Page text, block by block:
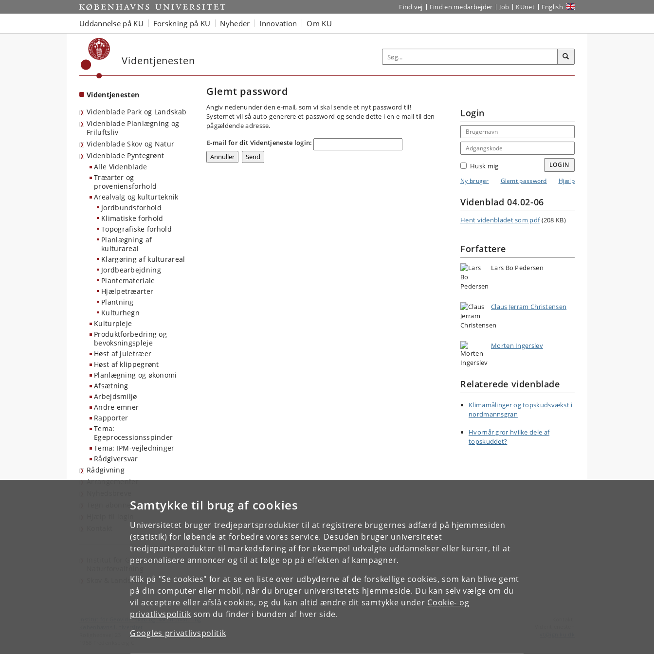
Samtykke til brug af cookies
Universitetet bruger tredjepartsprodukter til at registrere brugernes adfærd på hjemmesiden
(statistik) for løbende at forbedre vores service. Desuden bruger universitetet
tredjepartsprodukter til markedsføring af for eksempel udvalgte uddannelser eller kurser, til at
personalisere annoncer og til at følge op på effekten af kampagner.
Klik på "Se cookies" for at se en liste over udbyderne af de forskellige cookies, som kan blive gemt
på din computer eller mobil, når du bruger universitetets hjemmeside. Du kan selv vælge om du
vil acceptere eller afslå cookies, og du kan altid ændre dit samtykke under Cookie- og
privatlivspolitik som du finder i bunden af hver side.
Googles privatlivspolitik
Start Find vej Find en medarbejder Job KUnet English
Uddannelse på KU Forskning på KU Nyheder Innovation Om KU
Videntjenesten
Videntjenesten
Videnblade Park og Landskab
Videnblade Planlægning og
Friluftsliv
Videnblade Skov og Natur
Videnblade Pyntegrønt
Alle Videnblade
Træarter og
proveniensforhold
Arealvalg og kulturteknik
Jordbundsforhold
Klimatiske forhold
Topografiske forhold
Planlægning af
kulturareal
Klargøring af kulturareal
Jordbearbejdning
Plantemateriale
Hjælpetræarter
Plantning
Kulturhegn
Kulturpleje
Produktforbedring og
bevoksningspleje
Høst af juletræer
Høst af klippegrønt
Planlægning og økonomi
Afsætning
Arbejdsmiljø
Andre emner
Rapporter
Tema:
Egeprocessionsspinder
Tema: IPM-vejledninger
Rådgiversvar
Rådgivning
Arrangementer
Tegn abonnement
Institut for Geovidenskab og
Skov & Landskab
Glemt password
Angiv nedenunder den e-mail, som vi skal sende et nyt password til!
Systemet vil så auto-generere et password og sende dette i en e-mail til den
pågældende adresse.
E-mail for dit Videntjeneste login:
Login
Email address
Adgangskode
Husk mig
LOGIN
Ny bruger
Glemt password Hjælp
Videnblad 04.02-06
Hent videnbladet som pdf (208 KB)
Forfattere
Lars Bo Pedersen
Claus Jerram Christensen
Morten Ingerslev
Relaterede videnblade
Klimamålinger og topskudsvækst i
nordmannsgran
Hvornår gror hvilke dele af
topskuddet?
Institut for Geovidenskab og Naturforvaltning